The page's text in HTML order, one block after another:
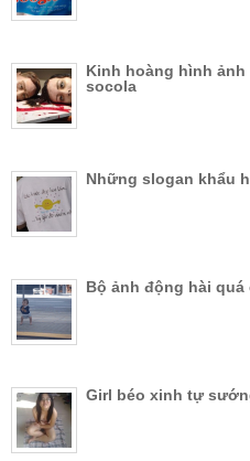
Kinh hoàng hình
socola
Những slogan khẩu
Bộ ảnh động hài
Girl béo xinh tự